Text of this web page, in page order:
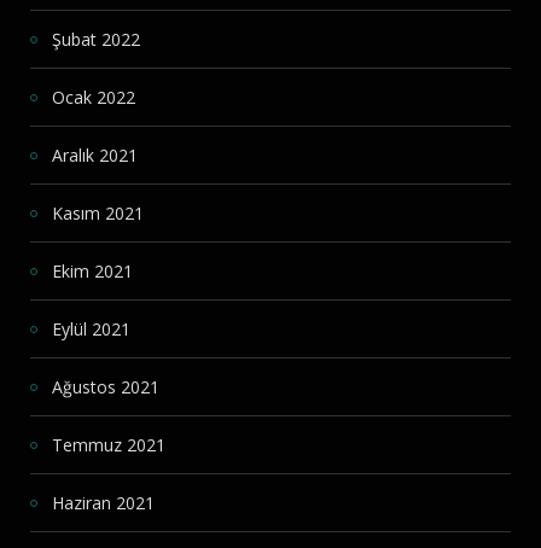
Şubat 2022
Ocak 2022
Aralık 2021
Kasım 2021
Ekim 2021
Eylül 2021
Ağustos 2021
Temmuz 2021
Haziran 2021